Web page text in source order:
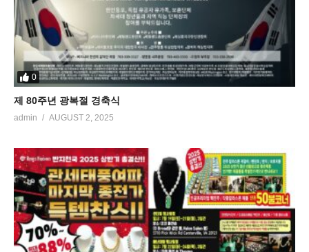
0
제 80주년 광복절 경축식
admin AUGUST 2, 2025